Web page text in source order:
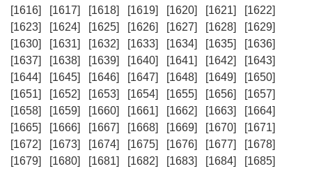
[1616]
[1617] [1618] [1619] [1620] [1621]
[1622]
[1623]
[1624] [1625] [1626] [1627] [1628]
[1629]
[1630]
[1631] [1632] [1633] [1634] [1635]
[1636]
[1637]
[1638] [1639] [1640] [1641] [1642]
[1643]
[1644]
[1645] [1646] [1647] [1648] [1649]
[1650]
[1651]
[1652] [1653] [1654] [1655] [1656]
[1657]
[1658]
[1659] [1660] [1661] [1662] [1663]
[1664]
[1665]
[1666] [1667] [1668] [1669] [1670]
[1671]
[1672]
[1673] [1674] [1675] [1676] [1677]
[1678]
[1679]
[1680] [1681] [1682] [1683] [1684]
[1685]